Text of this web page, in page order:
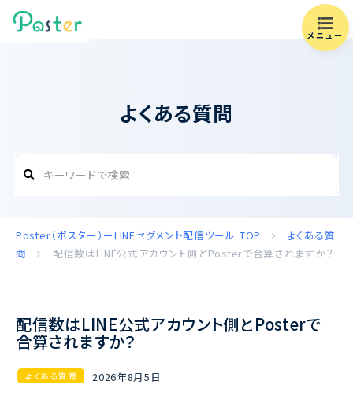
メニュー
よくある質問
Poster（ポスター）ーLINEセグメント配信ツール TOP
よくある質
問
配信数はLINE公式アカウント側とPosterで合算されますか？
配信数はLINE公式アカウント側とPosterで
合算されますか？
よくある質問 2026年8月5日